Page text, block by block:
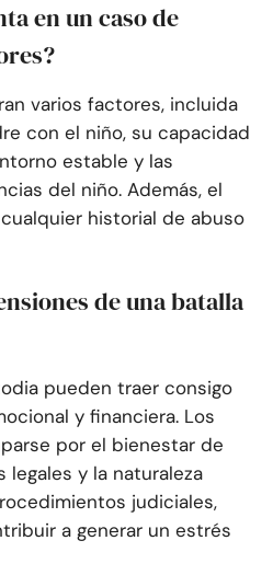
en un caso de
varios factores, incluida
con el niño, su capacidad
estable y las
del niño. Además, el
historial de abuso
de una batalla
pueden traer consigo
y financiera. Los
por el bienestar de
legales y la naturaleza
judiciales,
a generar un estrés